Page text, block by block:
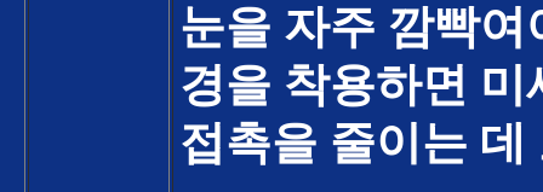
눈을 자주 깜빡여
경을 착용하면
접촉을 줄이는 데